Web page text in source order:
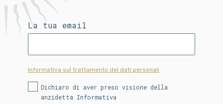
La tua email
Informativa sul trattamento dei dati personali
Dichiaro di aver preso visione della
anzidetta Informativa